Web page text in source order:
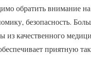
обратить внимание
безопасность.
из качественного
приятную